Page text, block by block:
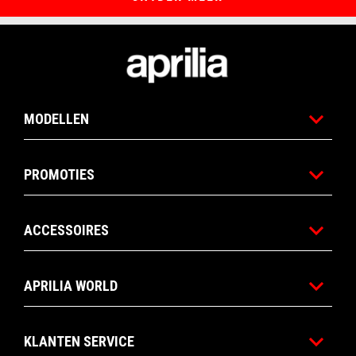
MODELLEN
PROMOTIES
ACCESSOIRES
APRILIA WORLD
KLANTEN SERVICE